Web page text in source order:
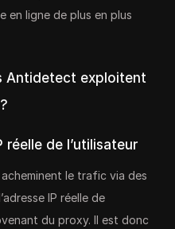
en ligne de plus en plus
Antidetect exploitent
réelle de l’utilisateur
le trafic via des
IP réelle de
du proxy. Il est donc